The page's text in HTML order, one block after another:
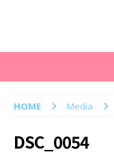
HOME Media
DSC_0054